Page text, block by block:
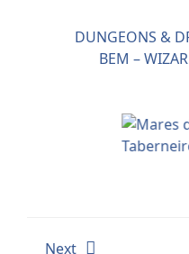
DUNGEONS &
BEM –
Next